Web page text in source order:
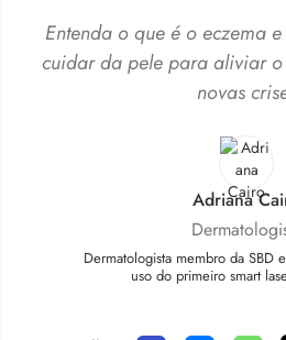
Entenda o que é o eczema
cuidar da pele para aliviar
novas
Adriana
Dermatologista membro da
uso do primeiro smart